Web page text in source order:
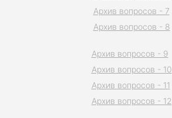
Архив вопросов - 7
Архив вопросов - 8
Архив вопросов - 9
Архив вопросов - 10
Архив вопросов - 11
Архив вопросов - 12